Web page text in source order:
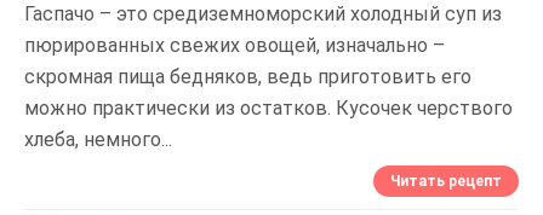
Гаспачо – это средиземноморский холодный суп из
пюрированных свежих овощей, изначально –
скромная пища бедняков, ведь приготовить его
можно практически из остатков. Кусочек черствого
хлеба, немного...
Читать рецепт